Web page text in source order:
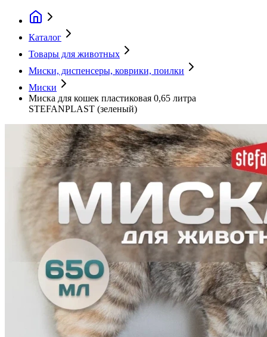
Каталог
Товары для животных
Миски, диспенсеры, коврики, поилки
Миски
Миска для кошек пластиковая 0,65 литра
STEFANPLAST (зеленый)